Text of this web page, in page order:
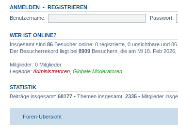
ANMELDEN • REGISTRIEREN
Benutzername:
Passwort:
WER IST ONLINE?
Insgesamt sind 86 Besucher online: 0 registrierte, 0 unsichtbare und
Der Besucherrekord liegt bei 8909 Besuchern, die am Mi 18. Feb
Mitglieder: 0 Mitglieder
Legende: Administratoren Globale Moderatoren
STATISTIK
Beiträge insgesamt: 68177 • Themen insgesamt: 2335 • Mitglieder
Foren-Übersicht